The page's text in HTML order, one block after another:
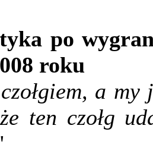
po
roku
a my
ten czołg